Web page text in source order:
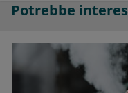
Potrebbe